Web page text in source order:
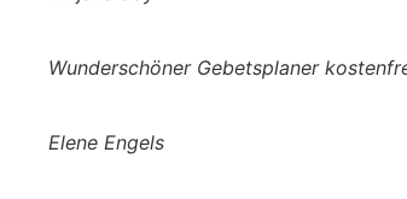
Wunderschöner Gebetsplaner
Elene Engels